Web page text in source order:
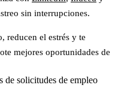
sin interrupciones.
reducen el estrés y te
mejores oportunidades de
de solicitudes de empleo